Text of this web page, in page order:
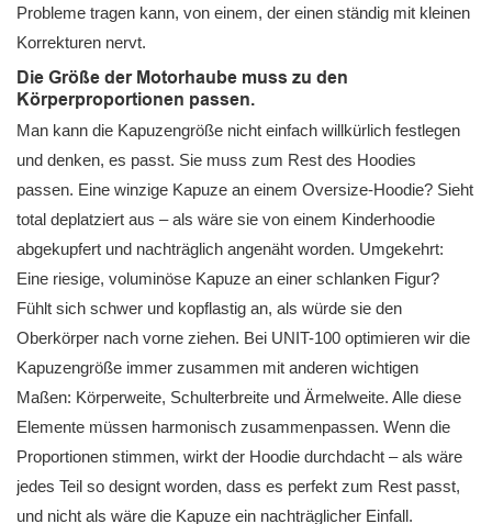
Probleme tragen kann, von einem, der einen ständig mit kleinen
Korrekturen nervt.
Die Größe der Motorhaube muss zu den
Körperproportionen passen.
Man kann die Kapuzengröße nicht einfach willkürlich festlegen
und denken, es passt. Sie muss zum Rest des Hoodies
passen. Eine winzige Kapuze an einem Oversize-Hoodie? Sieht
total deplatziert aus – als wäre sie von einem Kinderhoodie
abgekupfert und nachträglich angenäht worden. Umgekehrt:
Eine riesige, voluminöse Kapuze an einer schlanken Figur?
Fühlt sich schwer und kopflastig an, als würde sie den
Oberkörper nach vorne ziehen. Bei UNIT-100 optimieren wir die
Kapuzengröße immer zusammen mit anderen wichtigen
Maßen: Körperweite, Schulterbreite und Ärmelweite. Alle diese
Elemente müssen harmonisch zusammenpassen. Wenn die
Proportionen stimmen, wirkt der Hoodie durchdacht – als wäre
jedes Teil so designt worden, dass es perfekt zum Rest passt,
und nicht als wäre die Kapuze ein nachträglicher Einfall.